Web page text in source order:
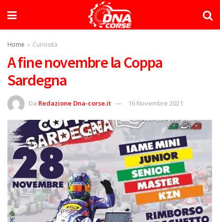
Home Curiosità
A fine novembre la Coppa
Sardegna
Da Redazione Dna-corse.it 16 Novembre 2021